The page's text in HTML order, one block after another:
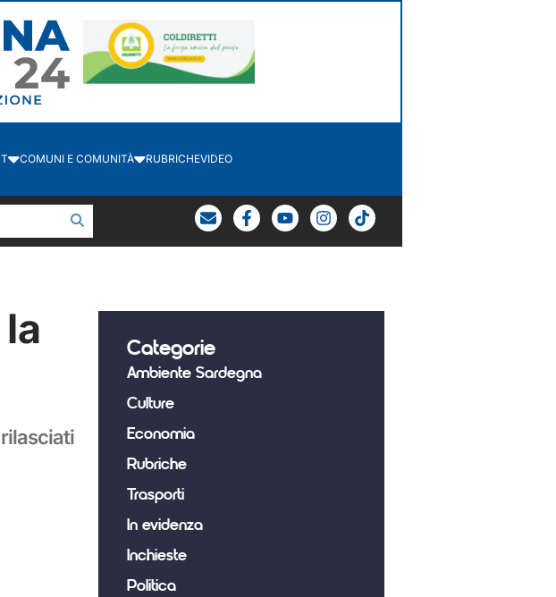
COMUNI E COMUNITÀ RUBRICHEVIDEO
Categorie
Ambiente Sardegna
Culture
Economia
Rubriche
Trasporti
In evidenza
Inchieste
Politica